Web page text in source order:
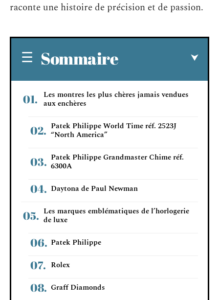
raconte une histoire de précision et de passion.
Sommaire
Les montres les plus chères jamais vendues
aux enchères
Patek Philippe World Time réf. 2523J
“North America”
Patek Philippe Grandmaster Chime réf.
6300A
Daytona de Paul Newman
Les marques emblématiques de l’horlogerie
de luxe
Patek Philippe
Rolex
Graff Diamonds